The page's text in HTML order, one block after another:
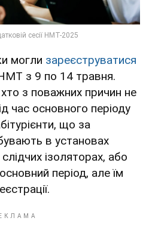
могли зареєструватися
з 9 по 14 травня.
з поважних причин не
час основного періоду
що за
в установах
ізоляторах, або
період, але їм